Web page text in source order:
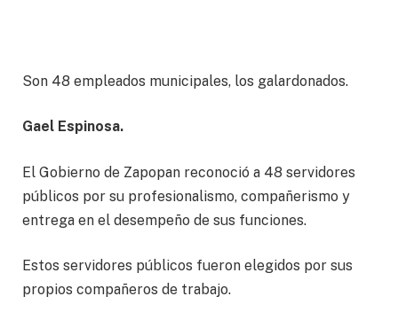
Son 48 empleados municipales, los galardonados.
Gael Espinosa.
El Gobierno de Zapopan reconoció a 48 servidores
públicos por su profesionalismo, compañerismo y
entrega en el desempeño de sus funciones.
Estos servidores públicos fueron elegidos por sus
propios compañeros de trabajo.